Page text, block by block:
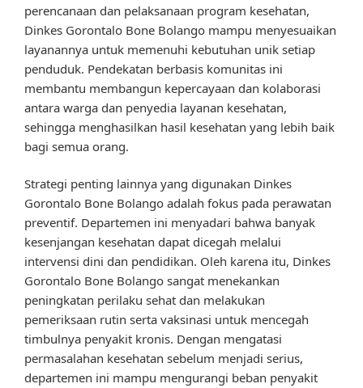
perencanaan dan pelaksanaan program kesehatan,
Dinkes Gorontalo Bone Bolango mampu menyesuaikan
layanannya untuk memenuhi kebutuhan unik setiap
penduduk. Pendekatan berbasis komunitas ini
membantu membangun kepercayaan dan kolaborasi
antara warga dan penyedia layanan kesehatan,
sehingga menghasilkan hasil kesehatan yang lebih baik
bagi semua orang.
Strategi penting lainnya yang digunakan Dinkes
Gorontalo Bone Bolango adalah fokus pada perawatan
preventif. Departemen ini menyadari bahwa banyak
kesenjangan kesehatan dapat dicegah melalui
intervensi dini dan pendidikan. Oleh karena itu, Dinkes
Gorontalo Bone Bolango sangat menekankan
peningkatan perilaku sehat dan melakukan
pemeriksaan rutin serta vaksinasi untuk mencegah
timbulnya penyakit kronis. Dengan mengatasi
permasalahan kesehatan sebelum menjadi serius,
departemen ini mampu mengurangi beban penyakit